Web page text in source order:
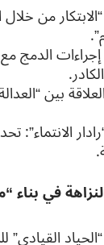
من خلال
الدمج
بين
الانتماء”:
في